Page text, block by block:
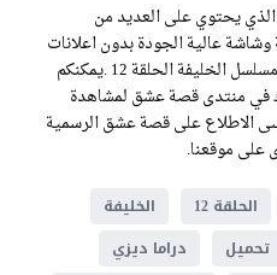
يحتوي على العديد من
عالية الجودة بدون اعلانات
مزعجة. في هذه الحلقة نعرض لكم مسلسل الخليفة الحلقة 12 .يمكنكم
في منتدى قصة عشق لمشاهدة
الاطلاع على قصة عشق الرسمية
على موقعنا.
الحلقة 12
الخليفة
تحميل
دراما ديزي